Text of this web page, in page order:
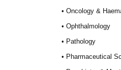
• Oncology &
• Ophthalmology
• Pathology
• Pharmaceutical